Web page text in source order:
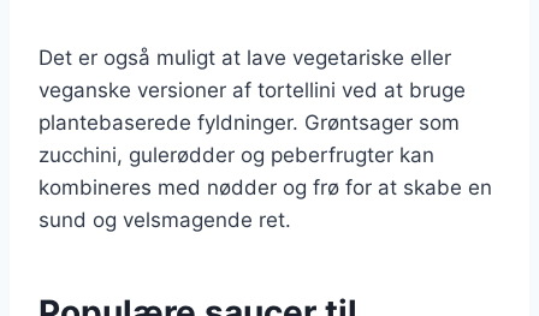
Det er også muligt at lave vegetariske eller
veganske versioner af tortellini ved at bruge
plantebaserede fyldninger. Grøntsager som
zucchini, gulerødder og peberfrugter kan
kombineres med nødder og frø for at skabe en
sund og velsmagende ret.